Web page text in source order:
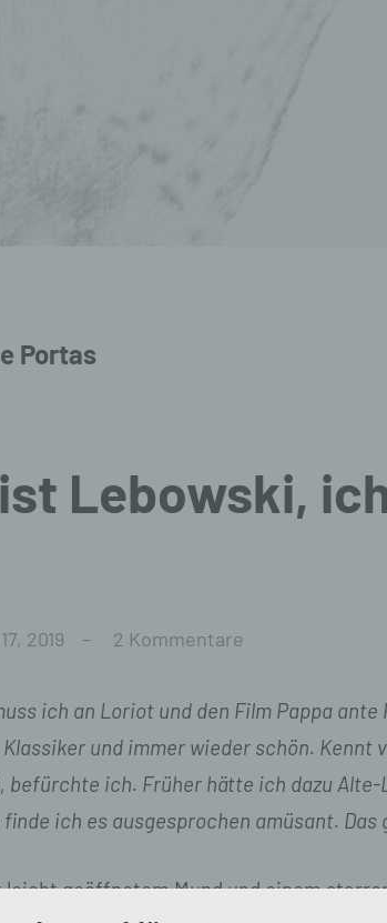
Portas
Lebowski,
2019 2 Kommentare
ich an Loriot und den Film Pappa ante
Klassiker und immer wieder schön. Kennt
befürchte ich. Früher hätte ich dazu Alte-
ich es ausgesprochen amüsant. Das
geöffnetem Mund und einem